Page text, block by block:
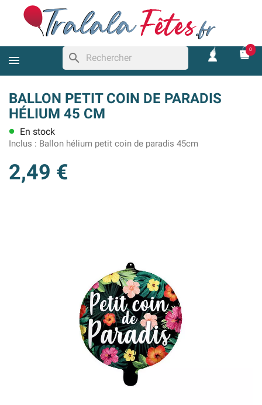
search
0
BALLON PETIT COIN DE PARADIS
HÉLIUM 45 CM
lens En stock
Inclus : Ballon hélium petit coin de paradis 45cm
2,49 €